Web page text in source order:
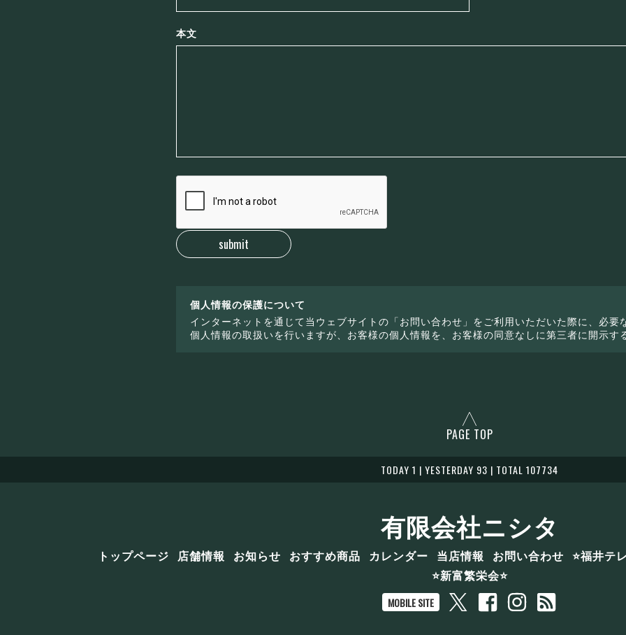
本文
個人情報の保護について
インターネットを通じて当ウェブサイトの「お問い合わせ」をご利用いただいた際に、必要
個人情報の取扱いを行いますが、お客様の個人情報を、お客様の同意なしに第三者に開示す
PAGE TOP
TODAY 1 | YESTERDAY 93 | TOTAL 107734
有限会社ニシタ
トップページ 店舗情報 お知らせ おすすめ商品 カレンダー 当店情報 お問い合わせ ⭐️福井テ
⭐️新富繁栄会⭐️
MOBILE SITE